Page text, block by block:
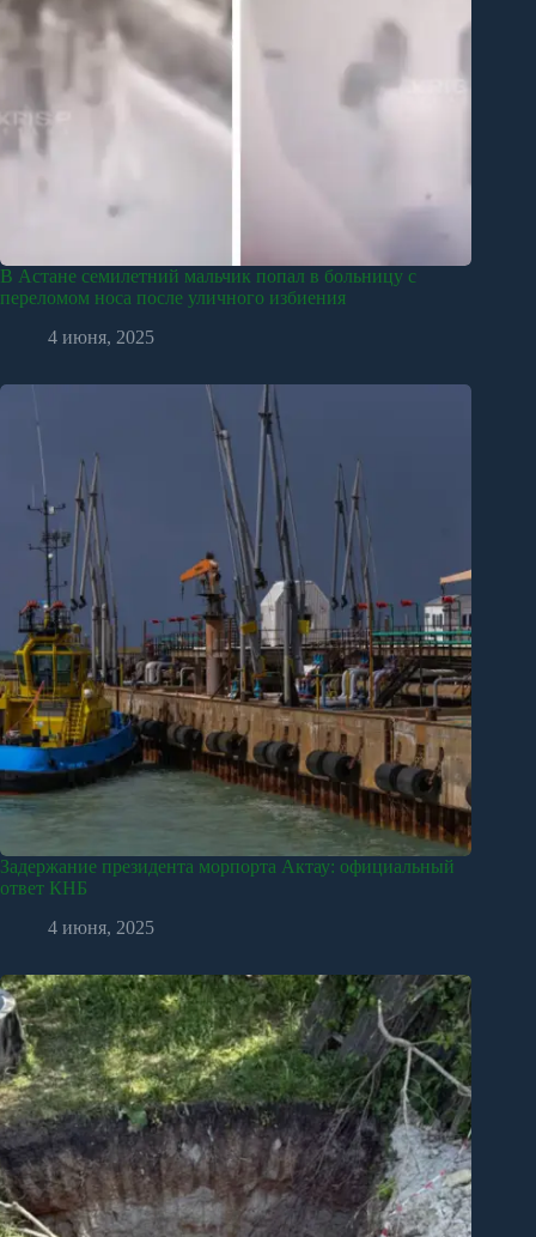
В Астане семилетний мальчик попал в больницу с
переломом носа после уличного избиения
4 июня, 2025
Задержание президента морпорта Актау: официальный
ответ КНБ
4 июня, 2025